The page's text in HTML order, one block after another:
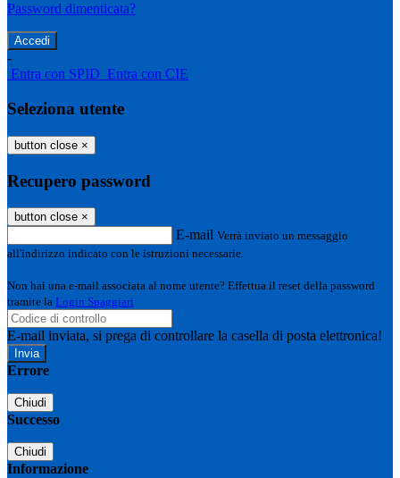
Password dimenticata?
-
Entra con SPID Entra con CIE
Seleziona utente
button close ×
Recupero password
button close ×
E-mail Verrà inviato un messaggio
all'indirizzo indicato con le istruzioni necessarie.
Non hai una e-mail associata al nome utente? Effettua il reset della password
tramite la Login Spaggiari
E-mail inviata, si prega di controllare la casella di posta elettronica!
Errore
Chiudi
Successo
Chiudi
Informazione